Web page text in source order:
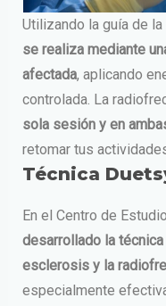
Utilizando la guía de
se realiza mediante
afectada, aplicando
controlada. La
sola sesión y en
retomar tus
Técnica
En el Centro de
desarrollado la
esclerosis y la
especialmente